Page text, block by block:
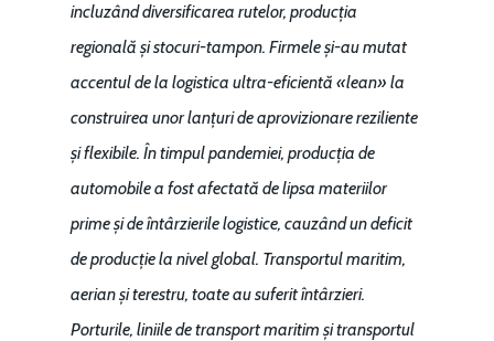
incluzând diversificarea rutelor, producția
regională și stocuri-tampon. Firmele și-au mutat
accentul de la logistica ultra-eficientă «lean» la
construirea unor lanțuri de aprovizionare reziliente
și flexibile. În timpul pandemiei, producția de
automobile a fost afectată de lipsa materiilor
prime și de întârzierile logistice, cauzând un deficit
de producție la nivel global. Transportul maritim,
aerian și terestru, toate au suferit întârzieri.
Porturile, liniile de transport maritim și transportul